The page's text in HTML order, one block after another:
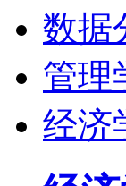
数据
管理
经济